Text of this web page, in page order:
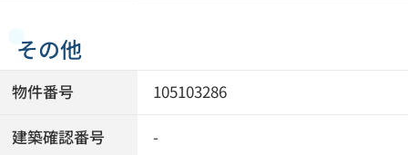
その他
物件番号 105103286
建築確認番号 -